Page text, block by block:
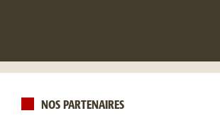
NOS PARTENAIRES